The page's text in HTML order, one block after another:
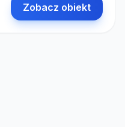
Zobacz obiekt